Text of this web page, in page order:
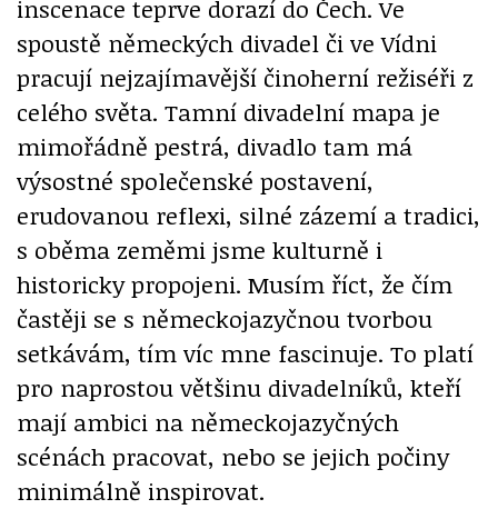
inscenace teprve dorazí do Čech. Ve
spoustě německých divadel či ve Vídni
pracují nejzajímavější činoherní režiséři z
celého světa. Tamní divadelní mapa je
mimořádně pestrá, divadlo tam má
výsostné společenské postavení,
erudovanou reflexi, silné zázemí a tradici,
s oběma zeměmi jsme kulturně i
historicky propojeni. Musím říct, že čím
častěji se s německojazyčnou tvorbou
setkávám, tím víc mne fascinuje. To platí
pro naprostou většinu divadelníků, kteří
mají ambici na německojazyčných
scénách pracovat, nebo se jejich počiny
minimálně inspirovat.